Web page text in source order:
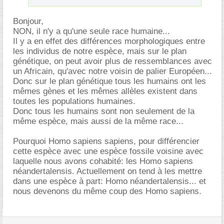
Bonjour,
NON, il n'y a qu'une seule race humaine...
Il y a en effet des différences morphologiques entre
les individus de notre espèce, mais sur le plan
génétique, on peut avoir plus de ressemblances avec
un Africain, qu'avec notre voisin de palier Européen...
Donc sur le plan génétique tous les humains ont les
mêmes gènes et les mêmes allèles existent dans
toutes les populations humaines.
Donc tous les humains sont non seulement de la
même espèce, mais aussi de la même race...
Pourquoi Homo sapiens sapiens, pour différencier
cette espèce avec une espèce fossile voisine avec
laquelle nous avons cohabité: les Homo sapiens
néandertalensis. Actuellement on tend à les mettre
dans une espèce à part: Homo néandertalensis... et
nous devenons du même coup des Homo sapiens.